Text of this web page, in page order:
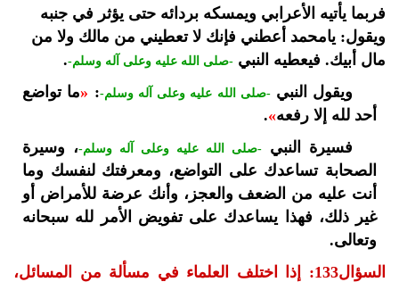
فربما يأتيه الأعرابي ويمسكه بردائه حتى يؤثر في جنبه
ويقول: يامحمد أعطني فإنك لا تعطيني من مالك ولا من
مال أبيك. فيعطيه النبي -صلى الله عليه وعلى آله وسلم-.
ويقول النبي-صلى الله عليه وعلى آله وسلم-:
«ما تواضع
أحد لله إلا رفعه»
.
فسيرة النبي
-صلى الله عليه وعلى آله وسلم-، وسيرة
الصحابة تساعدك على التواضع، ومعرفتك لنفسك وما
أنت عليه من الضعف والعجز، وأنك عرضة للأمراض أو
غير ذلك، فهذا يساعدك على تفويض الأمر لله سبحانه
وتعالى.
السؤال133: إذا اختلف العلماء في مسألة من المسائل،